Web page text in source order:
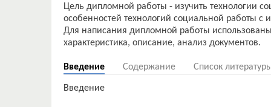
Цель дипломной работы - изучить технологии
особенностей технологий социальной работы
Для написания дипломной работы
Введение Содержание Список
Введение